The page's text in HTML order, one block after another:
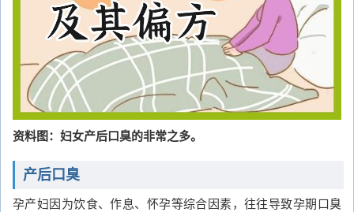
资料图：妇女产后口臭的非常之多。
产后口臭
孕产妇因为饮食、作息、怀孕等综合因素，往往导致孕期口臭